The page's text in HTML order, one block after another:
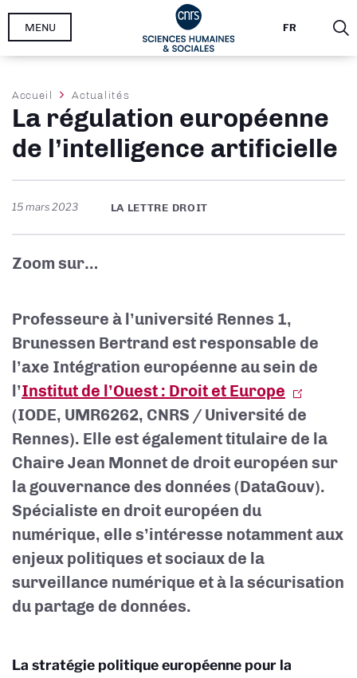
Aller
FR
MENU
Fil
d'Ariane
Accueil Actualités
La régulation européenne
de l’intelligence artificielle
15 mars 2023 LA LETTRE DROIT
Zoom sur…
Professeure à l’université Rennes 1,
Brunessen Bertrand est responsable de
l’axe Intégration européenne au sein de
l’Institut de l’Ouest : Droit et Europe
(IODE, UMR6262, CNRS / Université de
Rennes). Elle est également titulaire de la
Chaire Jean Monnet de droit européen sur
la gouvernance des données (DataGouv).
Spécialiste en droit européen du
numérique, elle s’intéresse notamment aux
enjeux politiques et sociaux de la
surveillance numérique et à la sécurisation
du partage de données.
La stratégie politique européenne pour la